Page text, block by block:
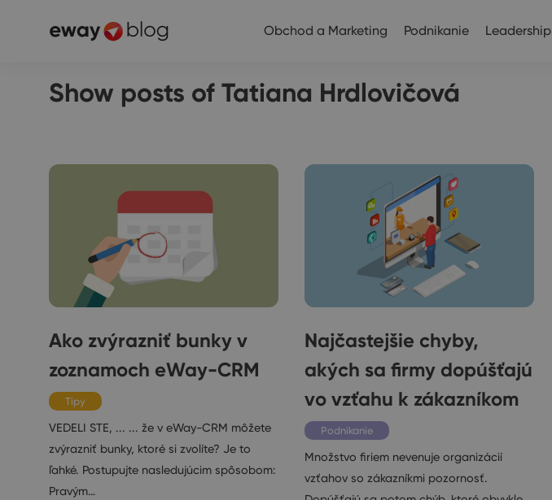
Obchod a Marketing Podnikanie Leadership
Show posts of Tatiana Hrdlovičová
Ako zvýrazniť bunky v
zoznamoch eWay-CRM
Tipy
VEDELI STE, ... ... že v eWay-CRM môžete
zvýrazniť bunky, ktoré si zvolíte? Je to
ľahké. Postupujte nasledujúcim spôsobom:
Pravým…
Najčastejšie chyby,
akých sa firmy dopúšťajú
vo vzťahu k zákazníkom
Podnikanie
Množstvo firiem nevenuje organizácií
vzťahov so zákazníkmi pozornosť.